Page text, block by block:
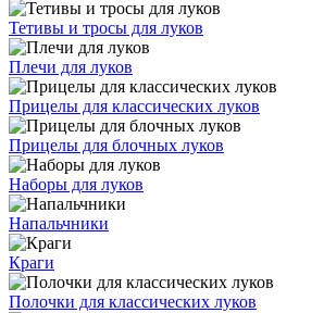
Тетивы и тросы для луков
Плечи для луков
Прицелы для классических луков
Прицелы для блочных луков
Наборы для луков
Напальчники
Краги
Полочки для классических луков